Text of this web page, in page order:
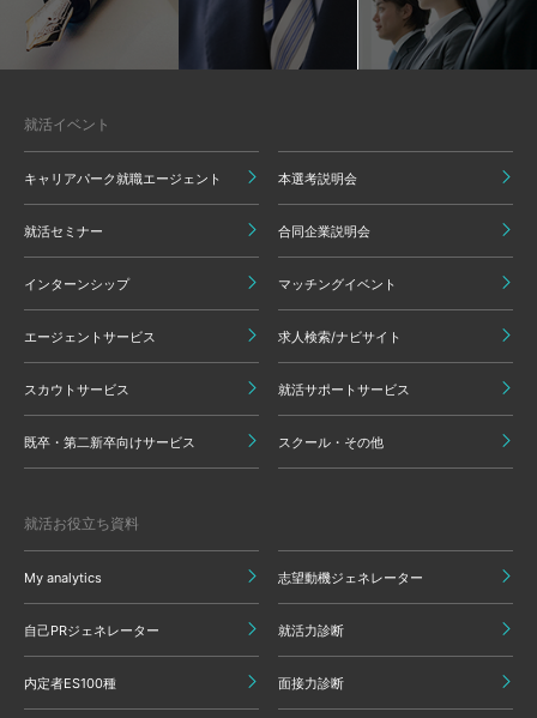
就活イベント
キャリアパーク就職エージェント 本選考説明会
就活セミナー 合同企業説明会
インターンシップ マッチングイベント
エージェントサービス 求人検索/ナビサイト
スカウトサービス 就活サポートサービス
既卒・第二新卒向けサービス スクール・その他
就活お役立ち資料
My analytics 志望動機ジェネレーター
自己PRジェネレーター 就活力診断
内定者ES100種 面接力診断